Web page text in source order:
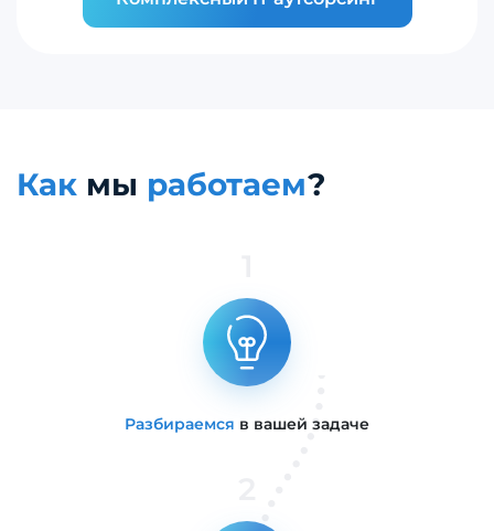
Как мы работаем?
Разбираемся в вашей задаче